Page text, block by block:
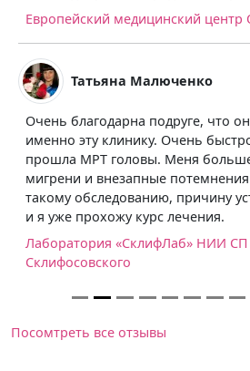
Европейский медицинский центр
Татьяна Малюченко
Очень благодарна подруге, что
именно эту клинику. Очень
прошла МРТ головы. Меня
мигрени и внезапные потемнения
такому обследованию, причину
и я уже прохожу курс лечения.
Лаборатория «СклифЛаб» НИИ
Склифосовского
Посомтреть все отзывы